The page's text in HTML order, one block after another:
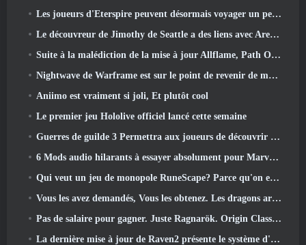
Les joueurs d'Eterspire peuvent désormais voyager un peu dans le temps… en guise de régal
Le découvreur de Jimothy de Seattle a des liens avec ArenaNet, Alors bien sûr, ils l’ajoutent à Guild Wars 2
Suite à la malédiction de la mise à jour Allflame, Path Of Exile annonce plusieurs changements basés sur les commentaires
Nightwave de Warframe est sur le point de revenir de manière choquante
Aniimo est vraiment si joli, Et plutôt cool
Le premier jeu Hololive officiel lancé cette semaine
Guerres de guilde 3 Permettra aux joueurs de découvrir le monde de la Tyrie avant le réveil des dragons anciens
6 Mods audio hilarants à essayer absolument pour Marvel Rivals
Qui veut un jeu de monopole RuneScape? Parce qu'on est en route
Vous les avez demandés, Vous les obtenez. Les dragons arrivent sur Albion Online
Pas de salaire pour gagner. Juste Ragnarök. Origin Classic est lancé en juillet 23
La dernière mise à jour de Raven2 présente le système d'éveil des compétences, Donner aux joueurs plus de moyens d'améliorer leurs compétences